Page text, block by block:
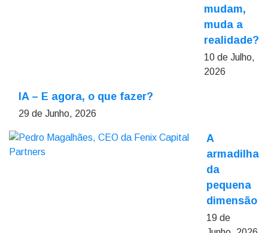
mudam,
muda a
realidade?
10 de Julho,
2026
IA – E agora, o que fazer?
29 de Junho, 2026
A
armadilha
da
pequena
dimensão
19 de